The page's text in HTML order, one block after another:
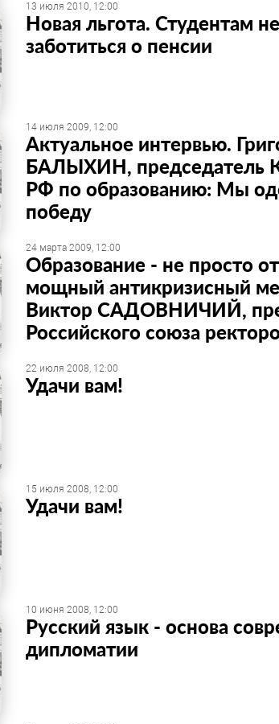
13 июля 2010, 12:00
Новая льгота. Студентам
заботиться о пенсии
14 июля 2009, 12:00
Актуальное интервью.
БАЛЫХИН, председатель
РФ по образованию: Мы
победу
24 марта 2009, 12:00
Образование - не просто
мощный антикризисный
Виктор САДОВНИЧИЙ,
Российского союза
22 июля 2008, 12:00
Удачи вам!
15 июля 2008, 12:00
Удачи вам!
10 июня 2008, 12:00
Русский язык - основа
дипломатии